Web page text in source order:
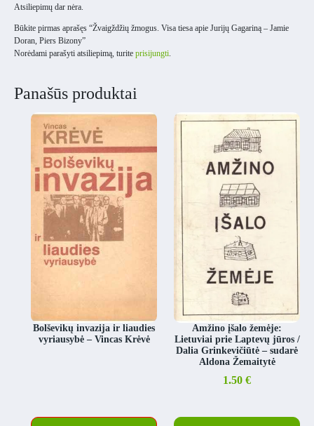
Atsiliepimų dar nėra.
Būkite pirmas aprašęs “Žvaigždžių žmogus. Visa tiesa apie Jurijų Gagariną – Jamie
Doran, Piers Bizony”
Norėdami parašyti atsiliepimą, turite prisijungti.
Panašūs produktai
Bolševikų invazija ir liaudies
vyriausybė – Vincas Krėvė
Amžino įšalo žemėje:
Lietuviai prie Laptevų jūros /
Dalia Grinkevičiūtė – sudarė
Aldona Žemaitytė
1.50€